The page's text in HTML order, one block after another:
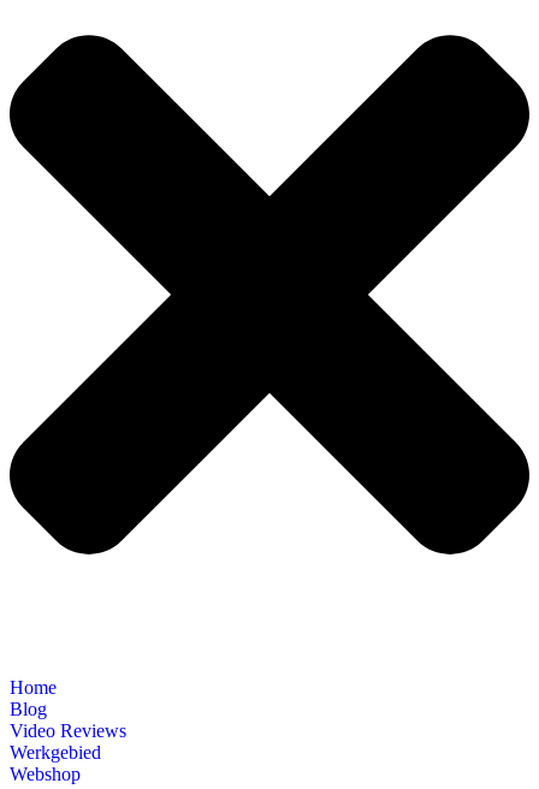
Home
Blog
Video Reviews
Werkgebied
Webshop